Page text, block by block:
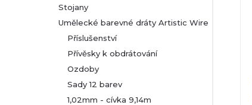
e
Stojany
Umělecké barevné dráty Artistic Wire
Příslušenství
Přívěsky k obdrátování
Ozdoby
Sady 12 barev
1,02mm - cívka 9,14m